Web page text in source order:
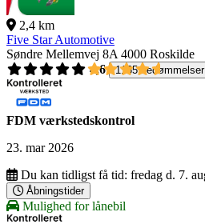
2,4 km
Five Star Automotive
Søndre Mellemvej 8A 4000 Roskilde
4,6
1165 bedømmelser
FDM værkstedskontrol
23. mar 2026
Du kan tidligst få tid: fredag d. 7.
Åbningstider
Mulighed for lånebil